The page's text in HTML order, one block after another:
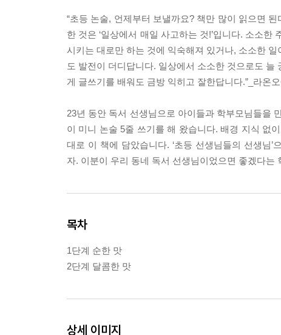
“초등 논술, 언제부터 보낼까요? 책만 많이 읽으면
한 것은 ‘일상에서 매일 사고하는 것!’입니다. 소소
시키는 대로만 하는 것에 익숙해져 있거나, 소소한
도 발전이 더디답니다. 일상에서 소소한 것으로도
게 글쓰기를 배워도 금방 익히고 잘한답니다.”_라온
23년 동안 독서 선생님으로 아이들과 학부모님들을
이 미니 논술 5줄 쓰기를 해 왔습니다. 배경 지식 없
대로 이 책에 담았습니다. ‘초등 선생님들의 선생님
자. 이분이 우리 동네 독서 선생님이었으면 좋겠다
목차
1단계 순한 맛
2단계 달콤한 맛
상세 이미지